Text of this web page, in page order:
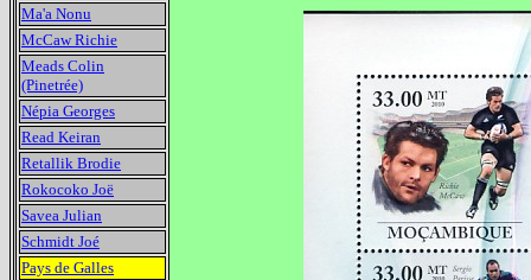
Ma'a Nonu
McCaw Richie
Meads Colin
(Pinetrée)
Népia Georges
Read Keiran
Retallik Brodie
Rokocoko Joë
Savea Julian
Schmidt Joé
Pays de Galles